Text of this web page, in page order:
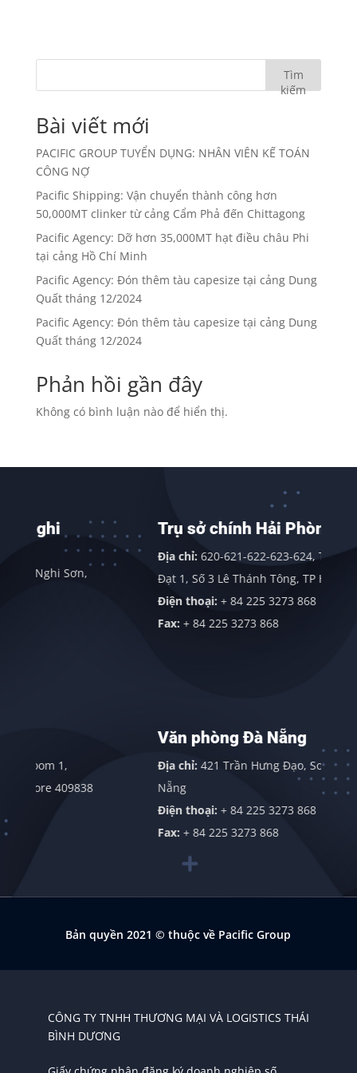
Tìm
kiếm
Bài viết mới
PACIFIC GROUP TUYỂN DỤNG: NHÂN VIÊN KẾ TOÁN
CÔNG NỢ
Pacific Shipping: Vận chuyển thành công hơn
50,000MT clinker từ cảng Cẩm Phả đến Chittagong
Pacific Agency: Dỡ hơn 35,000MT hạt điều châu Phi
tại cảng Hồ Chí Minh
Pacific Agency: Đón thêm tàu capesize tại cảng Dung
Quất tháng 12/2024
Pacific Agency: Đón thêm tàu capesize tại cảng Dung
Quất tháng 12/2024
Phản hồi gần đây
Không có bình luận nào để hiển thị.
Trụ sở chính Hải Phòng
Địa chỉ: 620-621-622-623-624, Tòa nhà Thành
Đạt 1, Số 3 Lê Thánh Tông, TP Hải Phòng .
+ 84 225 3273 868
+ 84 225 3273 868
Văn phòng Đà Nẵng
421 Trần Hưng Đạo, Sơn Trà, Đà
Nẵng
+ 84 225 3273 868
+ 84 225 3273 868
Bản quyền 2021© thuộc về Pacific Group
CÔNG TY TNHH THƯƠNG MẠI VÀ LOGISTICS THÁI
BÌNH DƯƠNG